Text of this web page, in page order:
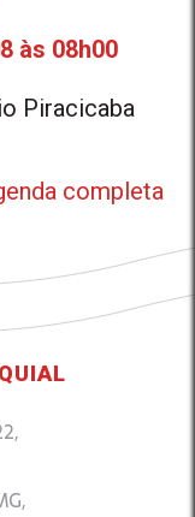
às 08h00
Piracicaba
completa